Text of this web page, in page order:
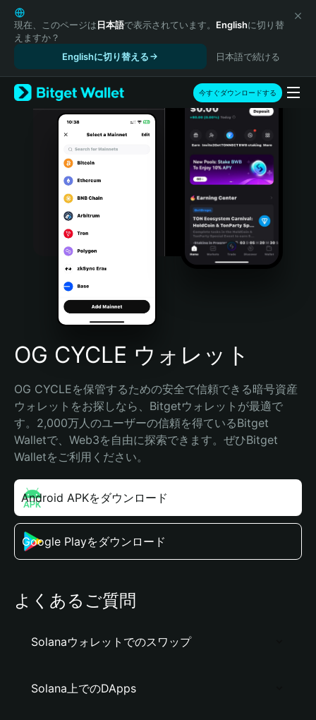
English
日本語
Tiếng Việt
Español (Latinoamérica)
Türkçe
Italiano
Português (Portugal)
Bahasa Indonesia
Português (Brasil)
Español (Argentina)
現在、このページは日本語で表示されています。 Englishに切り替
えますか？
Englishに切り替える
日本語で続ける
今すぐダウンロードする
OG CYCLE ウォレット
OG CYCLEを保管するための安全で信頼できる暗号資産
ウォレットをお探しなら、Bitgetウォレットが最適で
す。2,000万人のユーザーの信頼を得ているBitget
Walletで、Web3を自由に探索できます。ぜひBitget
Walletをご利用ください。
Android APKをダウンロード
Google Playをダウンロード
よくあるご質問
Solanaウォレットでのスワップ
Solana上でのDApps